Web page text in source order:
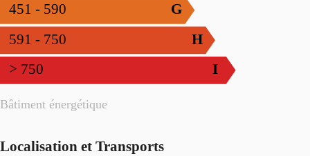
Bâtiment énergétique
G
451 - 590
H
591 - 750
I
> 750
Localisation et Transports